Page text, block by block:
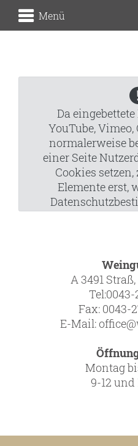
die
die
der
unsere
Guts- und
Erste
Menü
Da
YouTube, Vimeo,
normalerweise
einer Seite
Cookies
Elemente erst,
Bestätigung
A 3491
Tel:0043-
Fax: 0043-
E-Mail:
Montag
9-12 und